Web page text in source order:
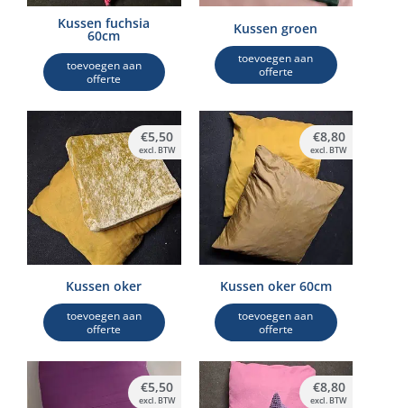
Kussen fuchsia
60cm
toevoegen aan
offerte
Kussen groen
toevoegen aan
offerte
Kussen oker
toevoegen aan
offerte
€5,50
excl. BTW
Kussen oker 60cm
toevoegen aan
offerte
€8,80
excl. BTW
€5,50
excl. BTW
€8,80
excl. BTW